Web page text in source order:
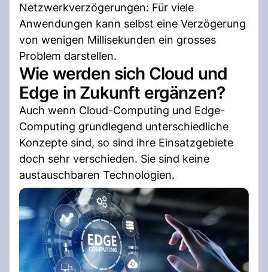
Netzwerkverzögerungen: Für viele
Anwendungen kann selbst eine Verzögerung
von wenigen Millisekunden ein grosses
Problem darstellen.
Wie werden sich Cloud und
Edge in Zukunft ergänzen?
Auch wenn Cloud-Computing und Edge-
Computing grundlegend unterschiedliche
Konzepte sind, so sind ihre Einsatzgebiete
doch sehr verschieden. Sie sind keine
austauschbaren Technologien.